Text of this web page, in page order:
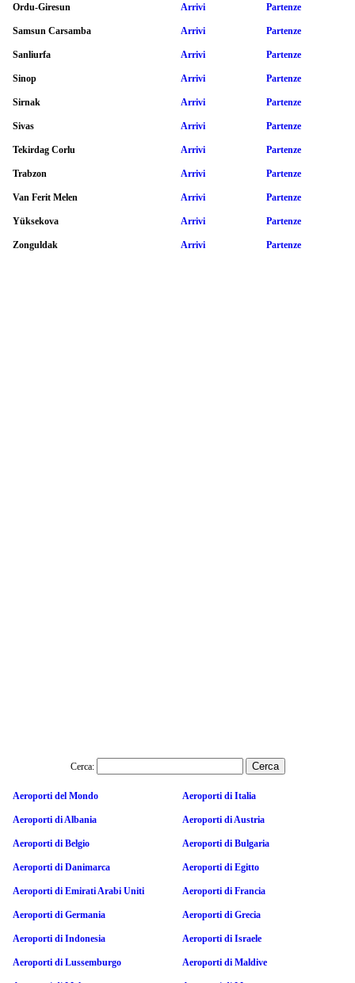
Ordu-Giresun Arrivi Partenze
Samsun Carsamba Arrivi Partenze
Sanliurfa Arrivi Partenze
Sinop Arrivi Partenze
Sirnak Arrivi Partenze
Sivas Arrivi Partenze
Tekirdag Corlu Arrivi Partenze
Trabzon Arrivi Partenze
Van Ferit Melen Arrivi Partenze
Yüksekova Arrivi Partenze
Zonguldak Arrivi Partenze
Cerca:
Aeroporti del Mondo Aeroporti di Italia
Aeroporti di Albania Aeroporti di Austria
Aeroporti di Belgio Aeroporti di Bulgaria
Aeroporti di Danimarca Aeroporti di Egitto
Aeroporti di Emirati Arabi Uniti Aeroporti di Francia
Aeroporti di Germania Aeroporti di Grecia
Aeroporti di Indonesia Aeroporti di Israele
Aeroporti di Lussemburgo Aeroporti di Maldive